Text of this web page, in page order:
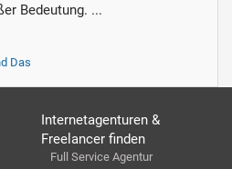
Bedeutung. ...
Das
Internetagenturen &
Freelancer finden
Full Service Agentur